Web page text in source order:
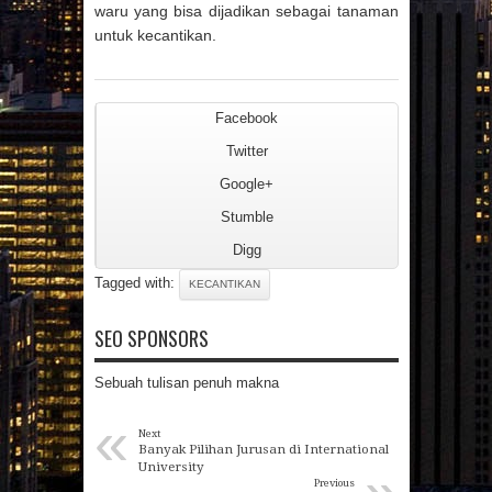
waru yang bisa dijadikan sebagai tanaman
untuk kecantikan.
Facebook
Twitter
Google+
Stumble
Digg
Tagged with:
KECANTIKAN
SEO SPONSORS
Sebuah tulisan penuh makna
« Next
Banyak Pilihan Jurusan di International
University
Previous